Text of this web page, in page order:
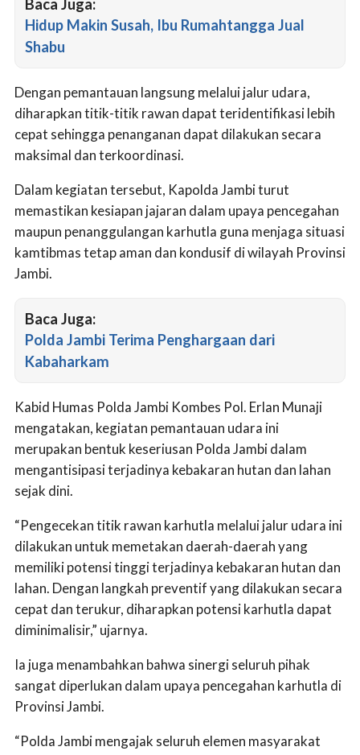
Baca Juga:
Hidup Makin Susah, Ibu Rumahtangga Jual
Shabu
Dengan pemantauan langsung melalui jalur udara,
diharapkan titik-titik rawan dapat teridentifikasi lebih
cepat sehingga penanganan dapat dilakukan secara
maksimal dan terkoordinasi.
Dalam kegiatan tersebut, Kapolda Jambi turut
memastikan kesiapan jajaran dalam upaya pencegahan
maupun penanggulangan karhutla guna menjaga situasi
kamtibmas tetap aman dan kondusif di wilayah Provinsi
Jambi.
Baca Juga:
Polda Jambi Terima Penghargaan dari
Kabaharkam
Kabid Humas Polda Jambi Kombes Pol. Erlan Munaji
mengatakan, kegiatan pemantauan udara ini
merupakan bentuk keseriusan Polda Jambi dalam
mengantisipasi terjadinya kebakaran hutan dan lahan
sejak dini.
“Pengecekan titik rawan karhutla melalui jalur udara ini
dilakukan untuk memetakan daerah-daerah yang
memiliki potensi tinggi terjadinya kebakaran hutan dan
lahan. Dengan langkah preventif yang dilakukan secara
cepat dan terukur, diharapkan potensi karhutla dapat
diminimalisir,” ujarnya.
Ia juga menambahkan bahwa sinergi seluruh pihak
sangat diperlukan dalam upaya pencegahan karhutla di
Provinsi Jambi.
“Polda Jambi mengajak seluruh elemen masyarakat